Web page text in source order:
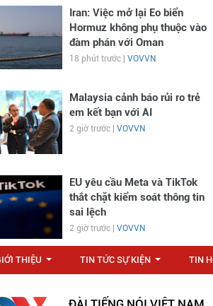
Iran: Việc mở lại Eo biển
Hormuz không phụ thuộc vào
đàm phán với Oman
18 phút trước | VOVVN
Malaysia cảnh báo rủi ro trẻ
em kết bạn với AI
2 giờ trước | VOVVN
EU yêu cầu Meta và TikTok
thắt chặt kiểm soát thông tin
sai lệch
2 giờ trước | VOVVN
THIỆU TIN TỨC SỰ KIỆN TIN